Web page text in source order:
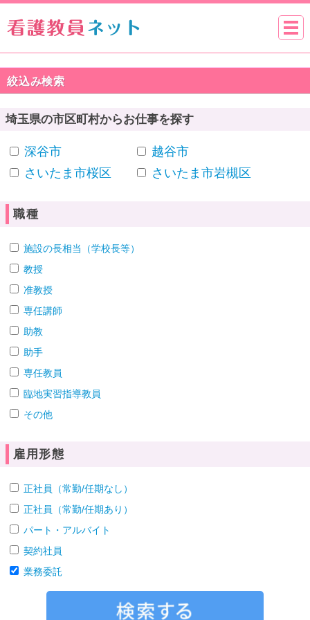
絞込み検索
埼玉県の市区町村からお仕事を探す
深谷市
越谷市
さいたま市桜区
さいたま市岩槻区
職種
施設の長相当（学校長等）
教授
准教授
専任講師
助教
助手
専任教員
臨地実習指導教員
その他
雇用形態
正社員（常勤/任期なし）
正社員（常勤/任期あり）
パート・アルバイト
契約社員
業務委託